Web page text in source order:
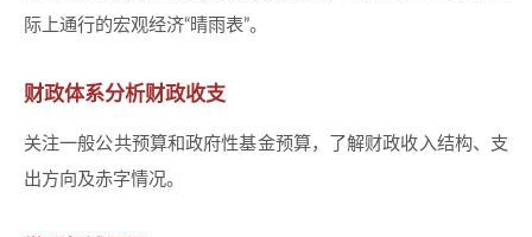
际上通行的宏观经济“晴雨表”。
财政体系分析财政收支
关注一般公共预算和政府性基金预算，了解财政收入结构、支
出方向及赤字情况。